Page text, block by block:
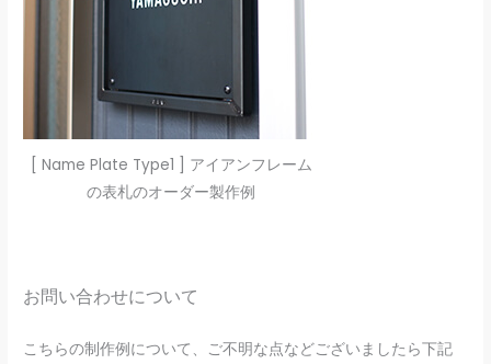
[ Name Plate Type1 ] アイアンフレーム
の表札のオーダー製作例
お問い合わせについて
こちらの制作例について、ご不明な点などございましたら下記